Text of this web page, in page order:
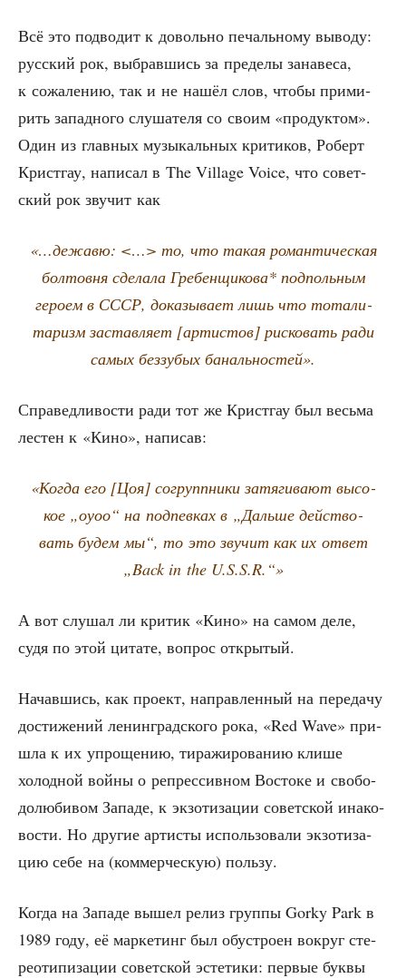
Всё это под­во­дит к доволь­но печаль­но­му выво­ду:
рус­ский рок, выбрав­шись за пре­де­лы зана­ве­са,
к сожа­ле­нию, так и не нашёл слов, что­бы при­ми­
рить запад­но­го слу­ша­те­ля со сво­им «про­дук­том».
Один из глав­ных музы­каль­ных кри­ти­ков, Роберт
Кри­ст­гау, напи­сал в The Village Voice, что совет­
ский рок зву­чит как
«…дежа­вю: <…> то, что такая роман­ти­че­ская
бол­тов­ня сде­ла­ла Гре­бен­щи­ко­ва* под­поль­ным
геро­ем в СССР, дока­зы­ва­ет лишь что тота­ли­
та­ризм застав­ля­ет [арти­стов] рис­ко­вать ради
самых без­зу­бых банальностей».
Спра­вед­ли­во­сти ради тот же Кри­ст­гау был весь­ма
лестен к «Кино», написав:
«Когда его [Цоя] согруппни­ки затя­ги­ва­ют высо­
кое „оуоо“ на под­пев­ках в „Даль­ше дей­ство­
вать будем мы“, то это зву­чит как их ответ
„Back in the U.S.S.R.“»
А вот слу­шал ли кри­тик «Кино» на самом деле,
судя по этой цита­те, вопрос открытый.
Начав­шись, как про­ект, направ­лен­ный на пере­да­чу
дости­же­ний ленин­град­ско­го рока, «Red Wave» при­
шла к их упро­ще­нию, тира­жи­ро­ва­нию кли­ше
холод­ной вой­ны о репрес­сив­ном Восто­ке и сво­бо­
до­лю­би­вом Запа­де, к экзо­ти­за­ции совет­ской ина­ко­
во­сти. Но дру­гие арти­сты исполь­зо­ва­ли экзо­ти­за­
цию себе на (ком­мер­че­скую) пользу.
Когда на Запа­де вышел релиз груп­пы Gorky Park в
1989 году, её мар­ке­тинг был обу­стро­ен вокруг сте­
рео­ти­пи­за­ции совет­ской эсте­ти­ки: пер­вые бук­вы